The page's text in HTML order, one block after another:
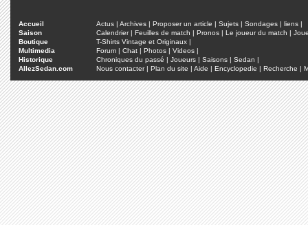
Accueil Actus | Archives | Proposer un article | Sujets | Sondages | liens |
Saison
Calendrier| Feuilles de match | Pronos | Le joueur du match |
Boutique
T-Shirts Vintage et Originaux |
Multimedia
Forum | Chat | Photos | Videos |
Historique
Chroniques du passé | Joueurs | Saisons | Sedan |
AllezSedan.com
Nous contacter| Plan du site | Aide | Encyclopedie | Recherche |